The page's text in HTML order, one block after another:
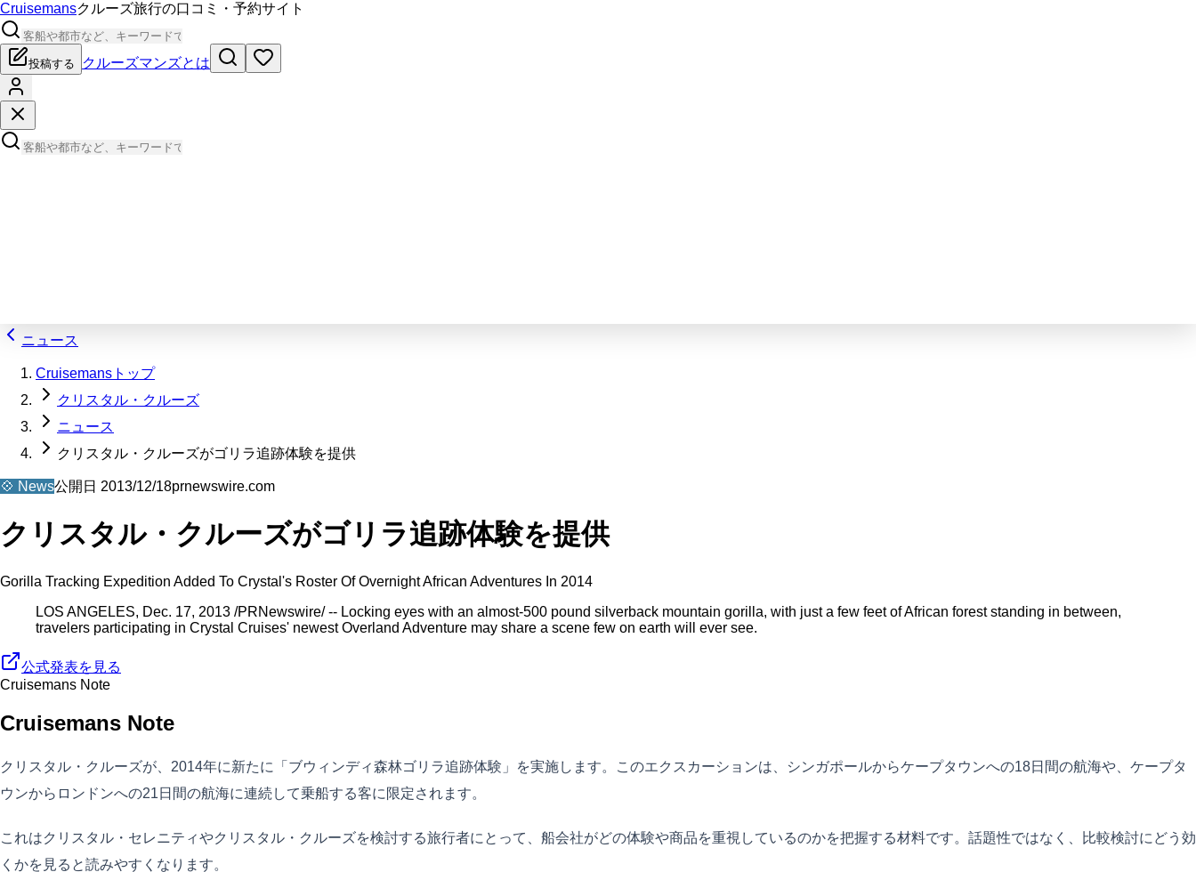
Cruisemansクルーズ旅行の口コミ・予約サイト
投稿する クルーズマンズとは
ニュース
Cruisemansトップ
クリスタル・クルーズ
ニュース
クリスタル・クルーズがゴリラ追跡体験を提供
💠 News公開日 2013/12/18prnewswire.com
クリスタル・クルーズがゴリラ追跡体験を提供
Gorilla Tracking Expedition Added To Crystal's Roster Of Overnight African Adventures In 2014
LOS ANGELES, Dec. 17, 2013 /PRNewswire/ -- Locking eyes with an almost-500 pound silverback mountain gorilla, with just a few feet of African forest standing in between,
travelers participating in Crystal Cruises' newest Overland Adventure may share a scene few on earth will ever see.
公式発表を見る
Cruisemans Note
Cruisemans Note
クリスタル・クルーズが、2014年に新たに「ブウィンディ森林ゴリラ追跡体験」を実施します。このエクスカーションは、シンガポールからケープタウンへの18日間の航海や、ケープタ
ウンからロンドンへの21日間の航海に連続して乗船する客に限定されます。
これはクリスタル・セレニティやクリスタル・クルーズを検討する旅行者にとって、船会社がどの体験や商品を重視しているのかを把握する材料です。話題性ではなく、比較検討にどう効
くかを見ると読みやすくなります。